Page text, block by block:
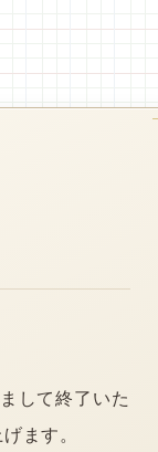
して終了いた
ます。